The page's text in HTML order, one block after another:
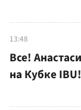
13:48
Все!
на Кубке IBU!